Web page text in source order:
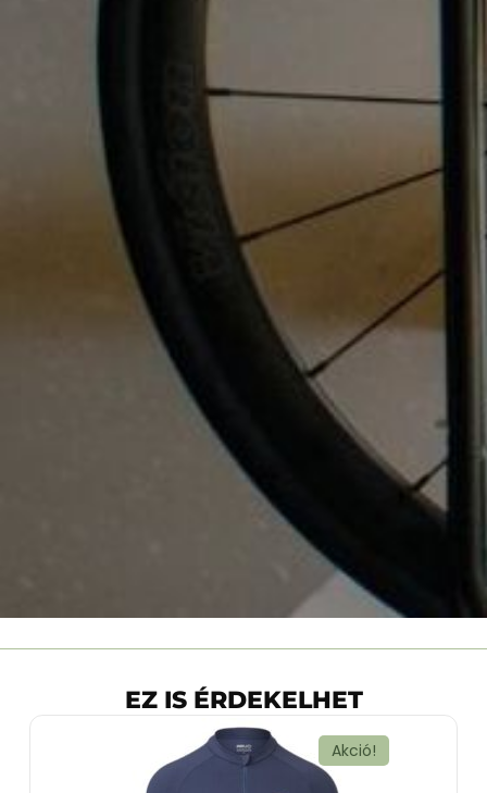
EZ IS ÉRDEKELHET
Akció!